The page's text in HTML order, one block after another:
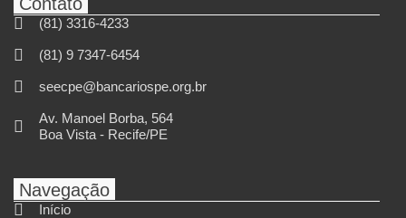
(81) 3316-4233
(81) 9 7347-6454
seecpe@bancariospe.org.br
Av. Manoel Borba, 564
Boa Vista - Recife/PE
Navegação
Início